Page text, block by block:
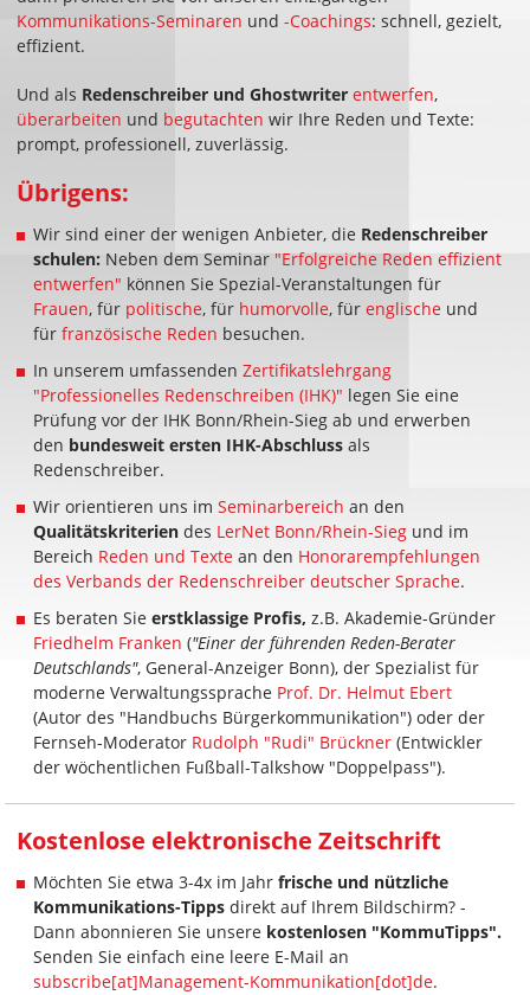
Kommunikations-Seminaren und-Coachings: schnell, gezielt,
effizient.
Und als Redenschreiber und Ghostwriter entwerfen,
überarbeiten und begutachten wir Ihre Reden und Texte:
prompt, professionell, zuverlässig.
Übrigens:
Wir sind einer der wenigen Anbieter, die Redenschreiber
schulen: Neben dem Seminar"Erfolgreiche Reden effizient
entwerfen" können Sie Spezial-Veranstaltungen für
Frauen, für politische, für humorvolle, fürenglische und
fürfranzösische Reden besuchen.
In unserem umfassendenZertifikatslehrgang
"Professionelles Redenschreiben (IHK)" legen Sie eine
Prüfung vor der IHK Bonn/Rhein-Sieg ab und erwerben
den bundesweit ersten IHK-Abschluss als
Redenschreiber.
Wir orientieren uns imSeminarbereich an den
Qualitätskriterien des LerNet Bonn/Rhein-Sieg und im
Bereich Reden und Texte an den Honorarempfehlungen
des Verbands der Redenschreiber deutscher Sprache.
Es beraten Sieerstklassige Profis, z.B. Akademie-Gründer
Friedhelm Franken ("Einer der führenden Reden-Berater
Deutschlands", General-Anzeiger Bonn), der Spezialist für
moderne Verwaltungssprache Prof. Dr. Helmut Ebert
(Autor des "Handbuchs Bürgerkommunikation") oder der
Fernseh-Moderator Rudolph "Rudi" Brückner (Entwickler
der wöchentlichen Fußball-Talkshow "Doppelpass").
Kostenlose elektronische Zeitschrift
Möchten Sie etwa 3-4x im Jahrfrische und nützliche
Kommunikations-Tipps direkt auf Ihrem Bildschirm? -
Dann abonnieren Sie unsere kostenlosen "KommuTipps".
Senden Sie einfach eine leere E-Mail an
subscribe[at]Management-Kommunikation[dot]de.